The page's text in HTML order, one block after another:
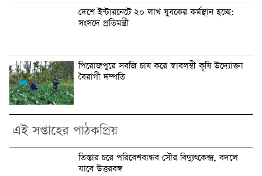
দেশে ইন্টারনেটে ২০ লাখ যুবকের কর্মস্থান হচ্ছে:
সংসদে প্রতিমন্ত্রী
পিরোজপুরে সবজি চাষ করে স্বাবলম্বী কৃষি উদ্যোক্তা
বৈরাগী দম্পতি
এই সপ্তাহের পাঠকপ্রিয়
তিস্তার চরে পরিবেশবান্ধব সৌর বিদ্যুৎকেন্দ্র, বদলে
যাবে উত্তরবঙ্গ